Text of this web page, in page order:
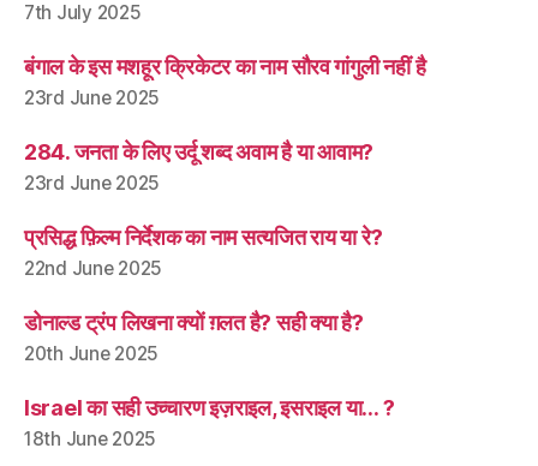
7th July 2025
बंगाल के इस मशहूर क्रिकेटर का नाम सौरव गांगुली नहीं है
23rd June 2025
284. जनता के लिए उर्दू शब्द अवाम है या आवाम?
23rd June 2025
प्रसिद्ध फ़िल्म निर्देशक का नाम सत्यजित राय या रे?
22nd June 2025
डोनाल्ड ट्रंप लिखना क्यों ग़लत है? सही क्या है?
20th June 2025
Israel का सही उच्चारण इज़राइल, इसराइल या… ?
18th June 2025